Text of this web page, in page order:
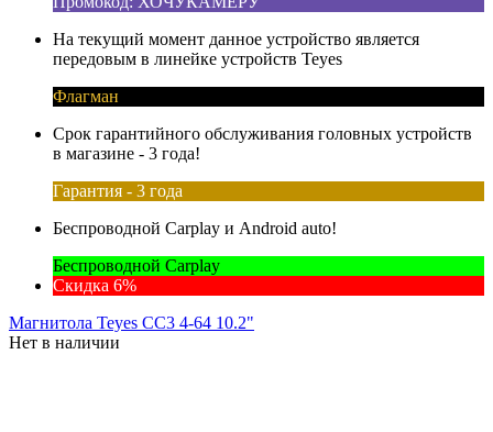
На текущий момент данное устройство является
передовым в линейке устройств Teyes
Флагман
Срок гарантийного обслуживания головных устройств
в магазине - 3 года!
Гарантия - 3 года
Беспроводной Carplay и Android auto!
Беспроводной Carplay
Скидка 6%
Магнитола Teyes CC3 4-64 10.2"
Нет в наличии